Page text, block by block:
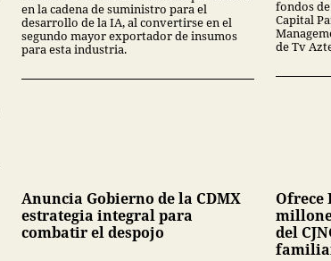
en la cadena de suministro para el
desarrollo de la IA, al convertirse en el
segundo mayor exportador de insumos
para esta industria.
fondos
Capital
de Tv
Anuncia Gobierno de la CDMX
estrategia integral para
combatir el despojo
Ofrece
del